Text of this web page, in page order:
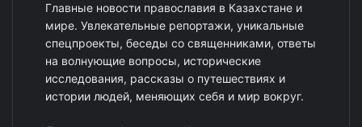
Главные новости православия в Казахстане и
мире. Увлекательные репортажи, уникальные
спецпроекты, беседы со священниками, ответы
на волнующие вопросы, исторические
исследования, рассказы о путешествиях и
истории людей, меняющих себя и мир вокруг.